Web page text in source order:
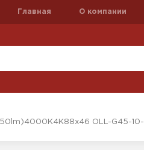
Главная О компании
OLL-G45-10-